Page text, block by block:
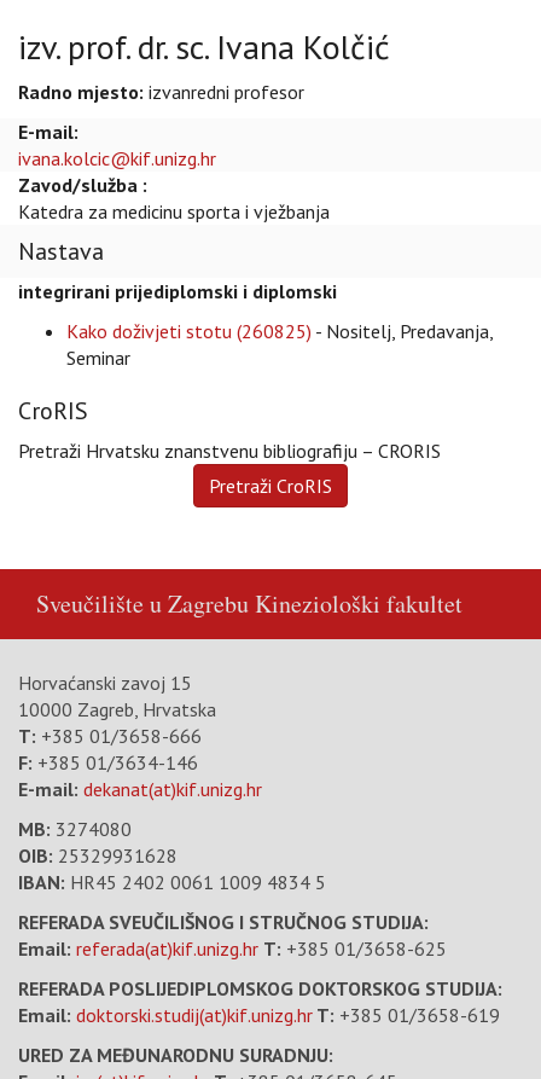
izv. prof. dr. sc. Ivana Kolčić
Radno mjesto: izvanredni profesor
E-mail:
ivana.kolcic@kif.unizg.hr
Zavod/služba :
Katedra za medicinu sporta i vježbanja
Nastava
integrirani prijediplomski i diplomski
Kako doživjeti stotu (260825) - Nositelj, Predavanja,
Seminar
CroRIS
Pretraži Hrvatsku znanstvenu bibliografiju – CRORIS
Sveučilište u ZagrebuKineziološki fakultet
Horvaćanski zavoj 15
10000 Zagreb, Hrvatska
T: +385 01/3658-666
F: +385 01/3634-146
E-mail: dekanat(at)kif.unizg.hr
MB: 3274080
OIB: 25329931628
IBAN: HR45 2402 0061 1009 4834 5
REFERADA SVEUČILIŠNOG I STRUČNOG STUDIJA:
Email: referada(at)kif.unizg.hr T: +385 01/3658-625
REFERADA POSLIJEDIPLOMSKOG DOKTORSKOG STUDIJA:
Email: doktorski.studij(at)kif.unizg.hr T: +385 01/3658-619
URED ZA MEĐUNARODNU SURADNJU: